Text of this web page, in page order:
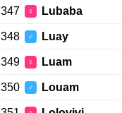
347 ♀ Lubaba
348 ♂ Luay
349 ♀ Luam
350 ♂ Louam